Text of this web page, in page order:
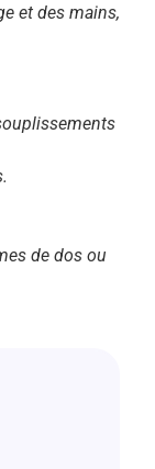
et des mains,
de dos ou